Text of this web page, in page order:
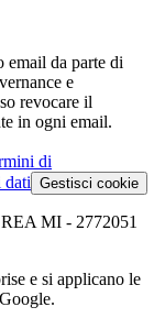
email da parte di
e
revocare il
in ogni email.
di
dati Gestisci cookie
MI - 2772051
e si applicano le